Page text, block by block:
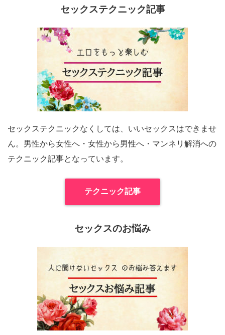
セックステクニック記事
セックステクニックなくしては、いいセックスはできませ
ん。男性から女性へ・女性から男性へ・マンネリ解消への
テクニック記事となっています。
テクニック記事
セックスのお悩み